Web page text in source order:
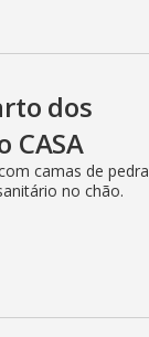
dos
CASA
camas de pedra
no chão.